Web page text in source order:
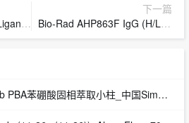
antibody
下一篇
Bio-Rad AHP863F IgG (H/L),Goat anti Guinea Pig IgG (H/L):FITC
硼酸固相萃取小柱_中国SimplyLab固相萃取柱